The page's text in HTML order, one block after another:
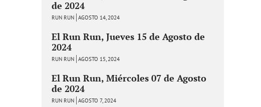
de 2024
RUN RUN AGOSTO 14, 2024
El Run Run, Jueves 15 de Agosto de
2024
RUN RUN AGOSTO 15, 2024
El Run Run, Miércoles 07 de Agosto
de 2024
RUN RUN AGOSTO 7, 2024